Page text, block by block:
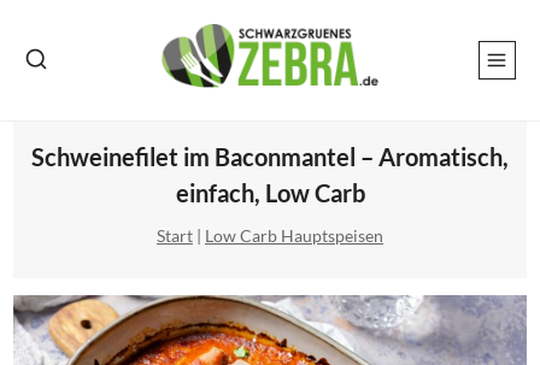
Inhalt
Schweinefilet im Baconmantel – Aromatisch,
einfach, Low Carb
Start | Low Carb Hauptspeisen